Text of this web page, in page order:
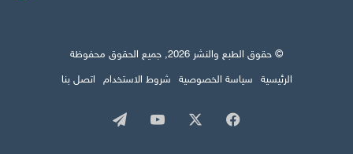
© حقوق الطبع والنشر 2026, جميع الحقوق محفوظة
الرئيسية
سياسة الخصوصية شروط الاستخدام اتصل بنا
فيسبوك ‫YouTube